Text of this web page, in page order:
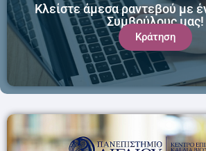
Κράτηση
Κλείστε άμεσα ραντεβού με
Συμβούλους μας!